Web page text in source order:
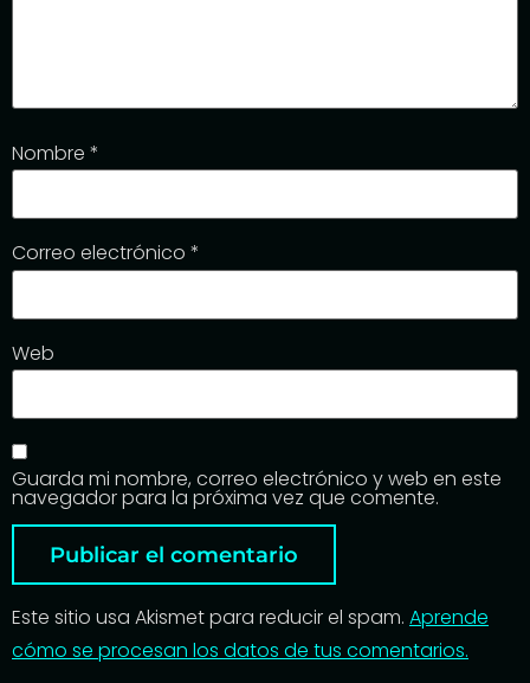
Nombre *
Correo electrónico *
Web
Guarda mi nombre, correo electrónico y web en este
navegador para la próxima vez que comente.
Este sitio usa Akismet para reducir el spam. Aprende
cómo se procesan los datos de tus comentarios.